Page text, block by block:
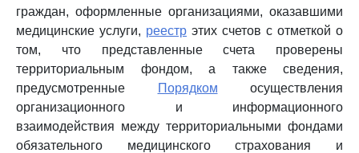
граждан, оформленные организациями, оказавшими
медицинские услуги, реестр этих счетов с отметкой о
том, что представленные счета проверены
территориальным фондом, а также сведения,
предусмотренные
Порядком осуществления
организационного и информационного
взаимодействия между территориальными фондами
обязательного медицинского страхования и